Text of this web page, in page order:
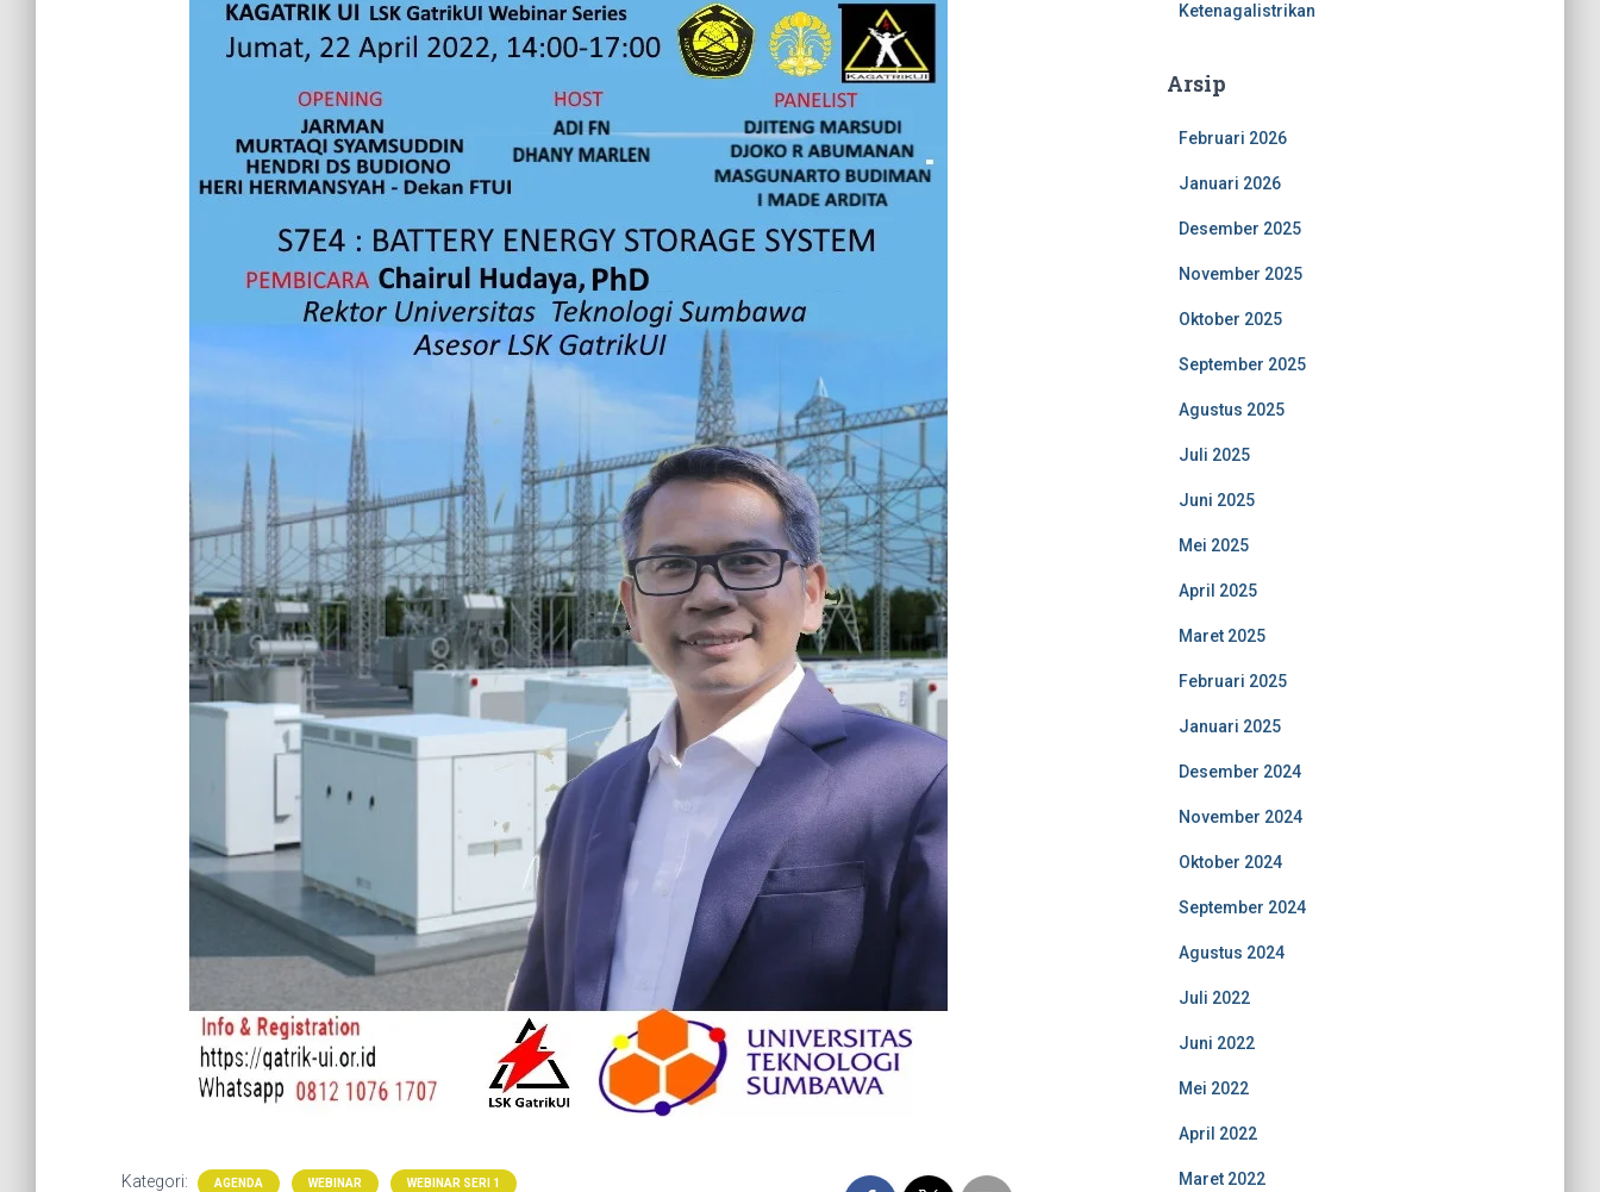
Kategori: AGENDA WEBINAR WEBINAR SERI 1
Ketenagalistrikan
Arsip
Februari 2026
Januari 2026
Desember 2025
November 2025
Oktober 2025
September 2025
Agustus 2025
Juli 2025
Juni 2025
Mei 2025
April 2025
Maret 2025
Februari 2025
Januari 2025
Desember 2024
November 2024
Oktober 2024
September 2024
Agustus 2024
Juli 2022
Juni 2022
Mei 2022
April 2022
Maret 2022